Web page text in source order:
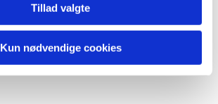
Tillad valgte
Kun nødvendige cookies